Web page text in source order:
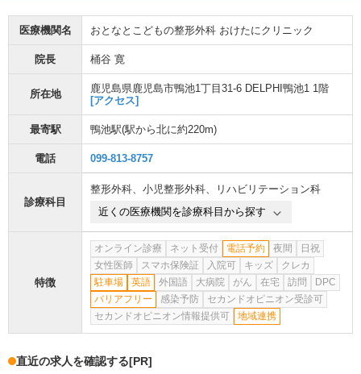
医療機関名 おとなとこどもの整形外科 おけたにクリニック
院長 桶谷 寛
所在地
鹿児島県鹿児島市鴨池1丁目31-6 DELPHI鴨池1 1階
[アクセス]
最寄駅 鴨池駅(駅から北に約220m)
電話 099-813-8757
診療科目
整形外科、 小児整形外科、
リハビリテーション科
近くの医療機関を診療科目から探す
特徴
オンライン診療 ネット受付 電話予約 夜間
日祝
女性医師
スマホ保険証 入院可 キッズ
クレカ
駐車場
英語 外国語 大病院 がん 在宅 訪問
DPC
バリアフリー
感染予防
セカンドオピニオン受診可
セカンドオピニオン情報提供可
地域連携
直近の求人を確認する[PR]